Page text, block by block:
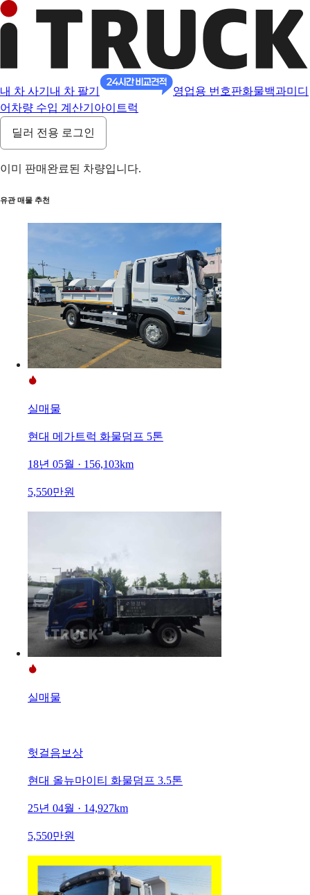
내 차 사기 내 차 팔기 영업용 번호판화물백과미디
어 차량 수입 계산기 아이트럭
딜러 전용 로그인
이미 판매완료된 차량입니다.
유관 매물 추천
실매물
현대 메가트럭 화물덤프 5톤
18년 05월 · 156,103km
5,550만원
실매물
헛걸음보상
현대 올뉴마이티 화물덤프 3.5톤
25년 04월 · 14,927km
5,550만원